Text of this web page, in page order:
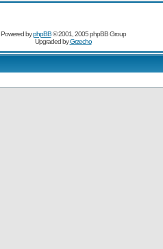
Powered byphpBB© 2001, 2005 phpBB Group
Upgraded byGrzecho